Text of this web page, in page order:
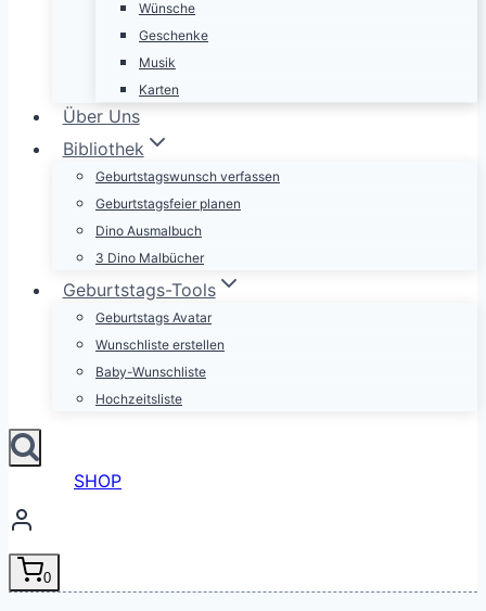
Wünsche
Geschenke
Musik
Karten
Über Uns
Bibliothek
Geburtstagswunsch verfassen
Geburtstagsfeier planen
Dino Ausmalbuch
3 Dino Malbücher
Geburtstags-Tools
Geburtstags Avatar
Wunschliste erstellen
Baby-Wunschliste
Hochzeitsliste
SHOP
0